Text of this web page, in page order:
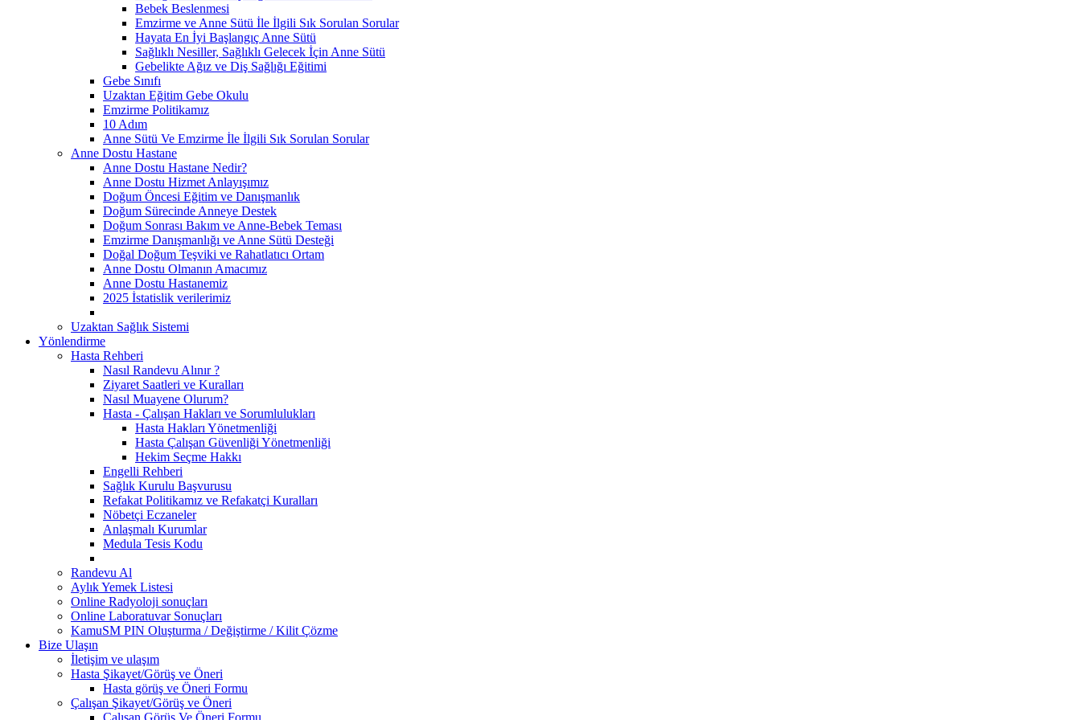
Bebek Beslenmesi
Emzirme ve Anne Sütü İle İlgili Sık Sorulan Sorular
Hayata En İyi Başlangıç Anne Sütü
Sağlıklı Nesiller, Sağlıklı Gelecek İçin Anne Sütü
Gebelikte Ağız ve Diş Sağlığı Eğitimi
Gebe Sınıfı
Uzaktan Eğitim Gebe Okulu
Emzirme Politikamız
10 Adım
Anne Sütü Ve Emzirme İle İlgili Sık Sorulan Sorular
Anne Dostu Hastane
Anne Dostu Hastane Nedir?
Anne Dostu Hizmet Anlayışımız
Doğum Öncesi Eğitim ve Danışmanlık
Doğum Sürecinde Anneye Destek
Doğum Sonrası Bakım ve Anne-Bebek Teması
Emzirme Danışmanlığı ve Anne Sütü Desteği
Doğal Doğum Teşviki ve Rahatlatıcı Ortam
Anne Dostu Olmanın Amacımız
Anne Dostu Hastanemiz
2025 İstatislik verilerimiz
Uzaktan Sağlık Sistemi
Yönlendirme
Hasta Rehberi
Nasıl Randevu Alınır ?
Ziyaret Saatleri ve Kuralları
Nasıl Muayene Olurum?
Hasta - Çalışan Hakları ve Sorumlulukları
Hasta Hakları Yönetmenliği
Hasta Çalışan Güvenliği Yönetmenliği
Hekim Seçme Hakkı
Engelli Rehberi
Sağlık Kurulu Başvurusu
Refakat Politikamız ve Refakatçi Kuralları
Nöbetçi Eczaneler
Anlaşmalı Kurumlar
Medula Tesis Kodu
Randevu Al
Aylık Yemek Listesi
Online Radyoloji sonuçları
Online Laboratuvar Sonuçları
KamuSM PIN Oluşturma / Değiştirme / Kilit Çözme
Bize Ulaşın
İletişim ve ulaşım
Hasta Şikayet/Görüş ve Öneri
Hasta görüş ve Öneri Formu
Çalışan Şikayet/Görüş ve Öneri
Çalışan Görüş Ve Öneri Formu